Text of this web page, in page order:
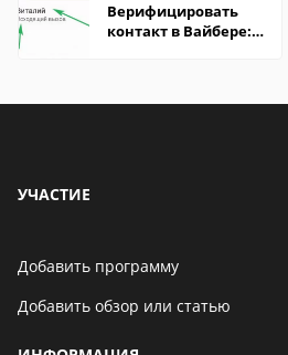
Верифицировать
контакт в Вайбере:
УЧАСТИЕ
Добавить программу
Добавить обзор или статью